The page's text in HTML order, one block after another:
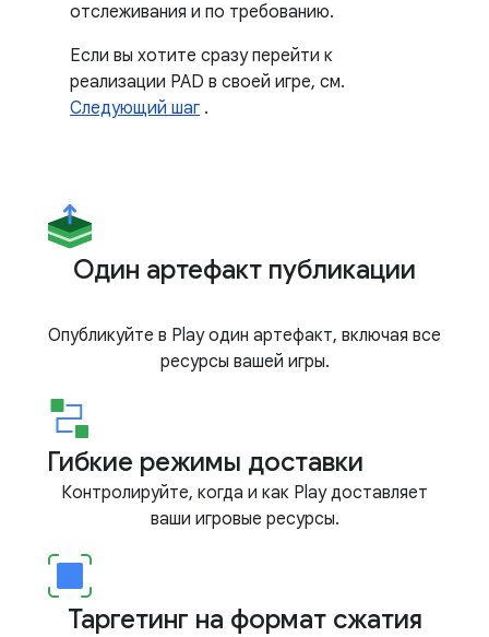
отслеживания и по требованию.
Если вы хотите сразу перейти к
реализации PAD в своей игре, см.
Следующий шаг .
Один артефакт публикации
Опубликуйте в Play один артефакт, включая все
ресурсы вашей игры.
Гибкие режимы доставки
Контролируйте, когда и как Play доставляет
ваши игровые ресурсы.
Таргетинг на формат сжатия